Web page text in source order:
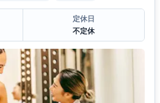
定休日
不定休